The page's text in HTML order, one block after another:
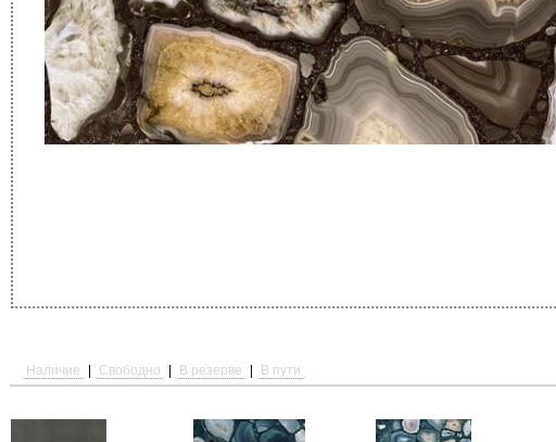
Наличие Свободно В резерве В пути